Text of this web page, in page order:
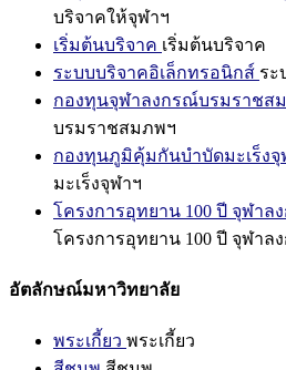
บริจาคให้จุฬาฯ
เริ่มต้นบริจาค เริ่มต้นบริจาค
ระบบบริจาคอิเล็กทรอนิกส์ ระ
กองทุนจุฬาลงกรณ์บรมราชส
บรมราชสมภพฯ
กองทุนภูมิคุ้มกันบำบัดมะเร็งจุ
มะเร็งจุฬาฯ
โครงการอุทยาน 100 ปี จุฬา
โครงการอุทยาน 100 ปี จุฬา
อัตลักษณ์มหาวิทยาลัย
พระเกี้ยว พระเกี้ยว